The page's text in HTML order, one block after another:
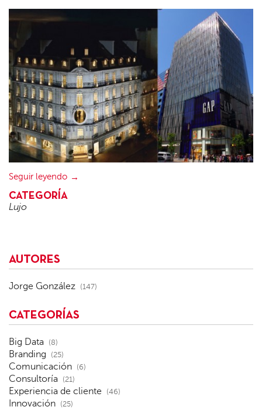
Seguir leyendo
CATEGORÍA
Lujo
AUTORES
Jorge González (147)
CATEGORÍAS
Big Data (8)
Branding (25)
Comunicación (6)
Consultoría (21)
Experiencia de cliente (46)
Innovación (25)